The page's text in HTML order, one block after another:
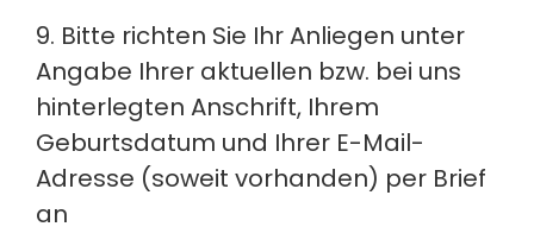
9. Bitte richten Sie Ihr Anliegen unter
Angabe Ihrer aktuellen bzw. bei uns
hinterlegten Anschrift, Ihrem
Geburtsdatum und Ihrer E-Mail-
Adresse (soweit vorhanden) per Brief
an